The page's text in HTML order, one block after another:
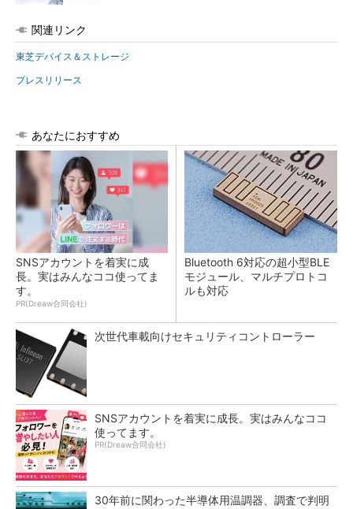
関連リンク
東芝デバイス＆ストレージ
プレスリリース
あなたにおすすめ
SNSアカウントを着実に成
長。実はみんなココ使ってま
す。
PR(Dreaw合同会社)
Bluetooth 6対応の超小型BLE
モジュール、マルチプロトコ
ルも対応
次世代車載向けセキュリティコントローラー
SNSアカウントを着実に成長。実はみんなココ
使ってます。
PR(Dreaw合同会社)
30年前に関わった半導体用温調器、調査で判明